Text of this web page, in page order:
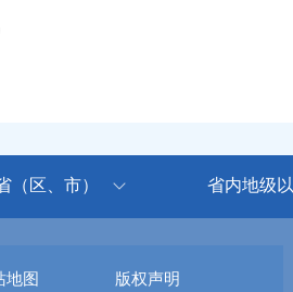
（区、市） 省内地级
地图 版权声明